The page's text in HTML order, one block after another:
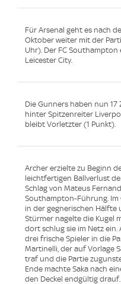
Für Arsenal geht es nach
Oktober weiter mit der
Uhr). Der FC
Leicester City.
Die Gunners haben nun
hinter Spitzenreiter
bleibt Vorletzter (1 Punkt).
Archer erzielte zu Beginn
leichtfertigen Ballverlust
Schlag von Mateus
Southampton-Führung. Im
in der gegnerischen Hälfte
Stürmer nagelte die Kugel
dort schlug sie im Netz
drei frische Spieler in die
Martinelli, der auf Vorlage
traf und die Partie
Ende machte Saka nach
den Deckel endgültig drauf.